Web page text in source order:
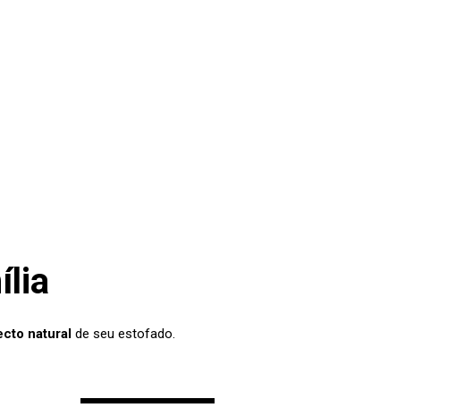
naturalde seu estofado.